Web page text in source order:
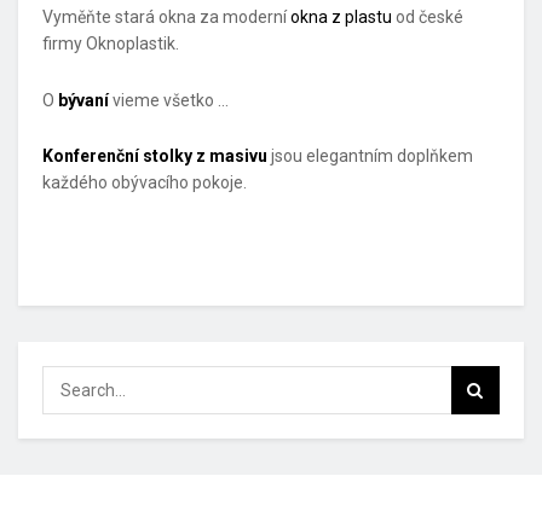
Vyměňte stará okna za moderníokna z plastu od české
firmy Oknoplastik.
O bývanívieme všetko …
Konferenční stolky z masivu jsou elegantním doplňkem
každého obývacího pokoje.